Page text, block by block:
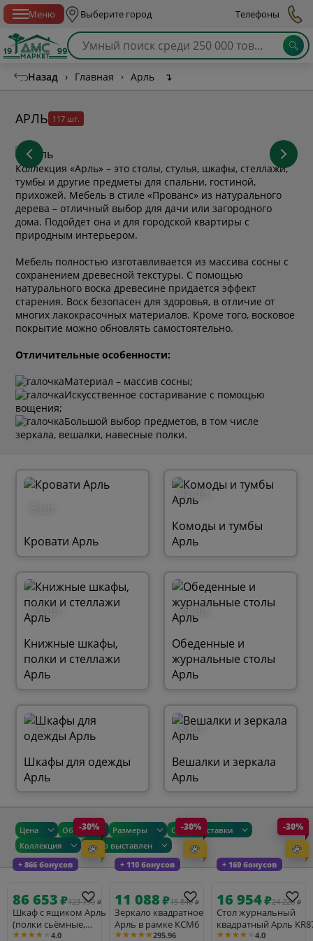
Меню Выберите город Телефоны
Назад › Главная › Арль ↴
АРЛЬ 117 шт.
Коллекция «Арль» – это столы, стулья, шкафы, стеллажи,
тумбы и другие предметы для спальни, гостиной,
прихожей. Мебель в стиле «Прованс» из натурального
дерева – отличный выбор для дачи или загородного
дома. Подойдет она и для городской квартиры с
природным интерьером.
Мебель полностью изготавливается из массива сосны с
сохранением древесной текстуры. С помощью
натурального воска древесине придается эффект
старения. Воск безопасен для здоровья, в отличие от
многих лакокрасочных материалов. Кроме того, восковое
покрытие можно обновлять самостоятельно.
Отличительные особенности:
Материал – массив сосны;
Искусственное состаривание с помощью
вощения;
Большой выбор предметов, в том числе
зеркала, вешалки, навесные полки.
Кровати Арль
42 шт.
Комоды и тумбы
Арль
21 шт.
Книжные шкафы,
полки и стеллажи
Арль
21 шт.
Обеденные и
журнальные столы
Арль
15 шт.
Шкафы для одежды
Арль
8 шт.
Вешалки и зеркала
Арль
Цена Общие Размеры
Сроки доставки
Коллекция
Товар выставлен
+ 866 бонусов
-30%
86 653₽123 790 ₽
Шкаф с ящиком Арль
(полки сьёмные,
штанга сьёмная)
★★★★★ 4.0
+ 110 бонусов
-30%
11 088₽15 840 ₽
Зеркало квадратное
Арль в рамке KCM6
★★★★★295.96
+ 169 бонусов
-30%
16 954₽24 220 ₽
Стол журнальный
квадратный Арль
★★★★★ 4.0